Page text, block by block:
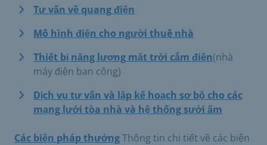
Tư vấn về quang điện
Mô hình điện cho người thuê nhà
Thiết bị năng lượng mặt trời cắm điện(nhà
máy điện ban công)
Dịch vụ tư vấn và lập kế hoạch sơ bộ cho các
mạng lưới tòa nhà và hệ thống sưởi ấm
Các biện pháp thưởngThông tin chi tiết về các biện